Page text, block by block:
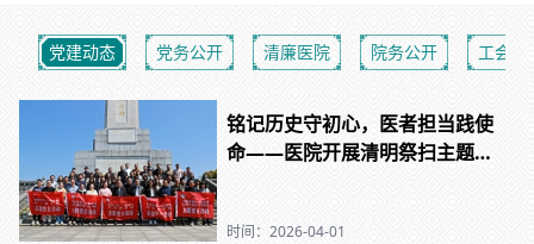
党建动态 党务公开 清廉医院 院务公开 工会动
铭记历史守初心，医者担当践使
命——医院开展清明祭扫主题党
时间：2026-04-01